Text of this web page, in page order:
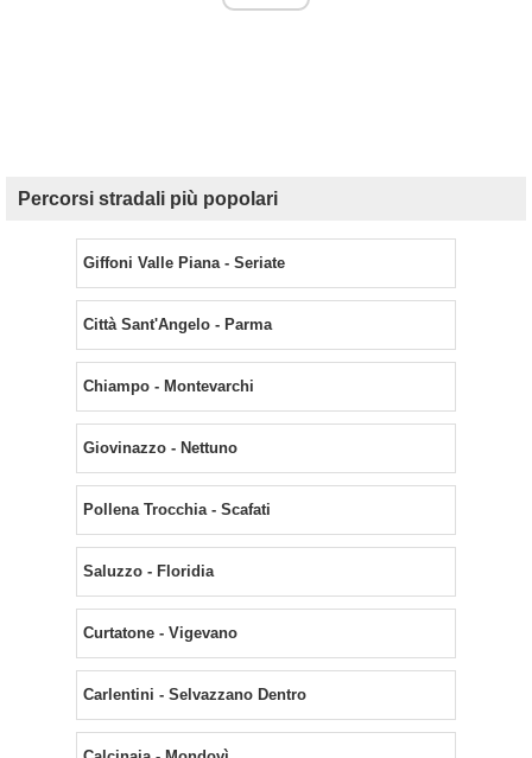
Percorsi stradali più popolari
Giffoni Valle Piana - Seriate
Città Sant'Angelo - Parma
Chiampo - Montevarchi
Giovinazzo - Nettuno
Pollena Trocchia - Scafati
Saluzzo - Floridia
Curtatone - Vigevano
Carlentini - Selvazzano Dentro